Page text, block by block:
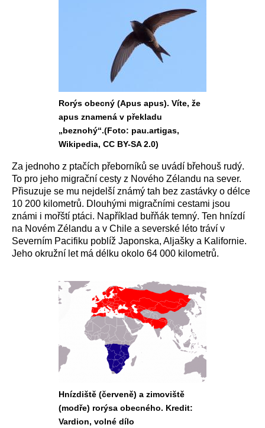
Rorýs obecný (Apus apus). Víte, že
apus znamená v překladu
„beznohý“.(Foto: pau.artigas,
Wikipedia, CC BY-SA 2.0)
Za jednoho z ptačích přeborníků se uvádí břehouš rudý.
To pro jeho migrační cesty z Nového Zélandu na sever.
Přisuzuje se mu nejdelší známý tah bez zastávky o délce
10 200 kilometrů. Dlouhými migračními cestami jsou
známi i mořští ptáci. Například buřňák temný. Ten hnízdí
na Novém Zélandu a v Chile a severské léto tráví v
Severním Pacifiku poblíž Japonska, Aljašky a Kalifornie.
Jeho okružní let má délku okolo 64 000 kilometrů.
Hnízdiště (červeně) a zimoviště
(modře) rorýsa obecného. Kredit:
Vardion, volné dílo